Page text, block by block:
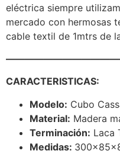
eléctrica siempre
mercado con hermosas
cable textil de 1mtrs de
CARACTERISTICAS:
Modelo: Cubo
Material: Madera
Terminación: Laca
Medidas: